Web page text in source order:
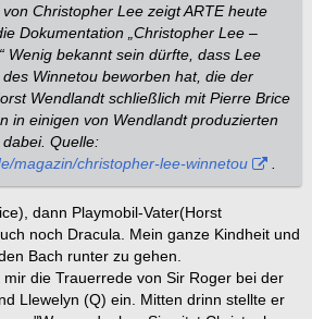
von Christopher Lee zeigt ARTE heute
Dokumentation „Christopher Lee –
Wenig bekannt sein dürfte, dass Lee
Winnetou beworben hat, die der
Wendlandt schließlich mit Pierre Brice
in einigen von Wendlandt produzierten
Quelle:
magazin/christopher-lee-winnetou
dann Playmobil-Vater(Horst
noch Dracula. Mein ganze Kindheit und
Bach runter zu gehen.
die Trauerrede von Sir Roger bei der
Llewelyn (Q) ein. Mitten drinn stellte er